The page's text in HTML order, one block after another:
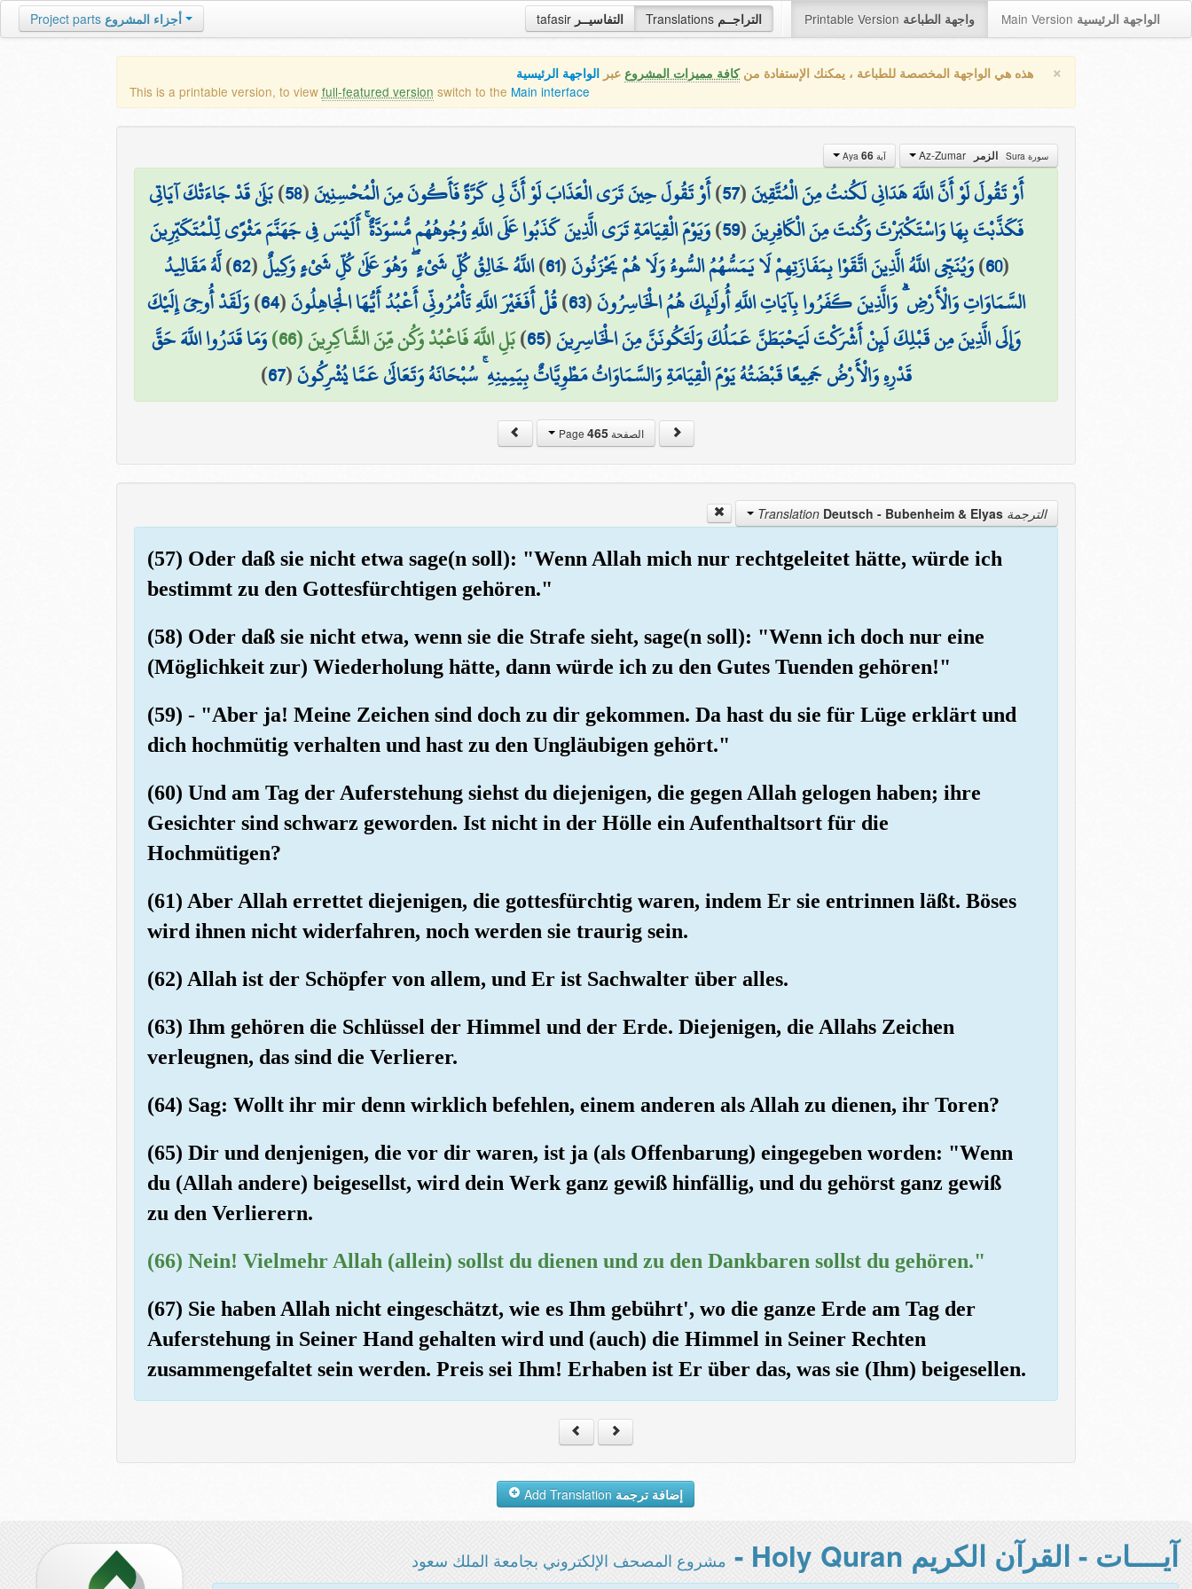
tafasir التفاسيــر Translations التراجــم Printable Version واجهة الطباعة Main Version الواجهة الرئيسية Project parts أجزاء المشروع
× هذه هي الواجهة المخصصة للطباعة ، يمكنك الإستفادة منكافة مميزات المشروع عبر الواجهة الرئيسية
This is a printable version, to view full-featured version switch to the Main interface
سورة Sura الزمر آية Aya 66
أَوْ تَقُولَ لَوْ أَنَّ اللَّهَ هَدَانِي لَكُنتُ مِنَ الْمُتَّقِينَ(
57
)أَوْ تَقُولَ حِينَ تَرَى الْعَذَابَ لَوْ أَنَّ لِي كَرَّةً فَأَكُونَ مِنَ الْمُحْسِنِينَ(
58
)بَلَىٰ قَدْ جَاءَتْكَ آيَاتِي
فَكَذَّبْتَ بِهَا وَاسْتَكْبَرْتَ وَكُنتَ مِنَ الْكَافِرِينَ(
59
)وَيَوْمَ الْقِيَامَةِ تَرَى الَّذِينَ كَذَبُوا عَلَى اللَّهِ وُجُوهُهُم مُّسْوَدَّةٌ ۚ أَلَيْسَ فِي جَهَنَّمَ مَثْوًى لِّلْمُتَكَبِّرِينَ
(
60
)وَيُنَجِّي اللَّهُ الَّذِينَ اتَّقَوْا بِمَفَازَتِهِمْ لَا يَمَسُّهُمُ السُّوءُ وَلَا هُمْ يَحْزَنُونَ(
61
)اللَّهُ خَالِقُ كُلِّ شَيْءٍ ۖ وَهُوَ عَلَىٰ كُلِّ شَيْءٍ وَكِيلٌ(
62
)لَّهُ مَقَالِيدُ
السَّمَاوَاتِ وَالْأَرْضِ ۗ وَالَّذِينَ كَفَرُوا بِآيَاتِ اللَّهِ أُولَٰئِكَ هُمُ الْخَاسِرُونَ(
63
)قُلْ أَفَغَيْرَ اللَّهِ تَأْمُرُونِّي أَعْبُدُ أَيُّهَا الْجَاهِلُونَ(
64
)وَلَقَدْ أُوحِيَ إِلَيْكَ
وَإِلَى الَّذِينَ مِن قَبْلِكَ لَئِنْ أَشْرَكْتَ لَيَحْبَطَنَّ عَمَلُكَ وَلَتَكُونَنَّ مِنَ الْخَاسِرِينَ(
65
)بَلِ اللَّهَ فَاعْبُدْ وَكُن مِّنَ الشَّاكِرِينَ (66)
وَمَا قَدَرُوا اللَّهَ حَقَّ
قَدْرِهِ وَالْأَرْضُ جَمِيعًا قَبْضَتُهُ يَوْمَ الْقِيَامَةِ وَالسَّمَاوَاتُ مَطْوِيَّاتٌ بِيَمِينِهِ ۚ سُبْحَانَهُ وَتَعَالَىٰ عَمَّا يُشْرِكُونَ(
67
)
الصفحة Page465
الترجمة Translation Deutsch - Bubenheim & Elyas
(57) Oder daß sie nicht etwa sage(n soll): "Wenn Allah mich nur rechtgeleitet hätte, würde ich
bestimmt zu den Gottesfürchtigen gehören."
(58) Oder daß sie nicht etwa, wenn sie die Strafe sieht, sage(n soll): "Wenn ich doch nur eine
(Möglichkeit zur) Wiederholung hätte, dann würde ich zu den Gutes Tuenden gehören!"
(59) - "Aber ja! Meine Zeichen sind doch zu dir gekommen. Da hast du sie für Lüge erklärt und
dich hochmütig verhalten und hast zu den Ungläubigen gehört."
(60) Und am Tag der Auferstehung siehst du diejenigen, die gegen Allah gelogen haben; ihre
Gesichter sind schwarz geworden. Ist nicht in der Hölle ein Aufenthaltsort für die
Hochmütigen?
(61) Aber Allah errettet diejenigen, die gottesfürchtig waren, indem Er sie entrinnen läßt. Böses
wird ihnen nicht widerfahren, noch werden sie traurig sein.
(62) Allah ist der Schöpfer von allem, und Er ist Sachwalter über alles.
(63) Ihm gehören die Schlüssel der Himmel und der Erde. Diejenigen, die Allahs Zeichen
verleugnen, das sind die Verlierer.
(64) Sag: Wollt ihr mir denn wirklich befehlen, einem anderen als Allah zu dienen, ihr Toren?
(65) Dir und denjenigen, die vor dir waren, ist ja (als Offenbarung) eingegeben worden: "Wenn
du (Allah andere) beigesellst, wird dein Werk ganz gewiß hinfällig, und du gehörst ganz gewiß
zu den Verlierern.
(66) Nein! Vielmehr Allah (allein) sollst du dienen und zu den Dankbaren sollst du gehören."
(67) Sie haben Allah nicht eingeschätzt, wie es Ihm gebührt', wo die ganze Erde am Tag der
Auferstehung in Seiner Hand gehalten wird und (auch) die Himmel in Seiner Rechten
zusammengefaltet sein werden. Preis sei Ihm! Erhaben ist Er über das, was sie (Ihm) beigesellen.
إضافة ترجمة
آيــــات - القرآن الكريم Holy Quran - مشروع المصحف الإلكتروني بجامعة الملك سعود